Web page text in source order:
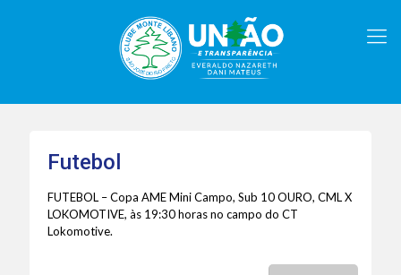
Futebol
FUTEBOL – Copa AME Mini Campo, Sub 10 OURO, CML X
LOKOMOTIVE, às 19:30 horas no campo do CT
Lokomotive.